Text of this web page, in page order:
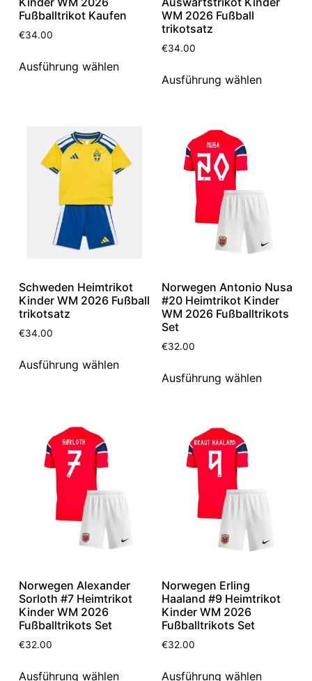
Fußballtrikot Kaufen
€34.00
Ausführung wählen
WM 2026 Fußball
trikotsatz
€34.00
Ausführung wählen
Schweden Heimtrikot
Kinder WM 2026 Fußball
trikotsatz
€34.00
Ausführung wählen
Norwegen Antonio Nusa
#20 Heimtrikot Kinder
WM 2026 Fußballtrikots
Set
€32.00
Ausführung wählen
Norwegen Alexander
Sorloth #7 Heimtrikot
Kinder WM 2026
Fußballtrikots Set
€32.00
Ausführung wählen
Norwegen Erling
Haaland #9 Heimtrikot
Kinder WM 2026
Fußballtrikots Set
€32.00
Ausführung wählen